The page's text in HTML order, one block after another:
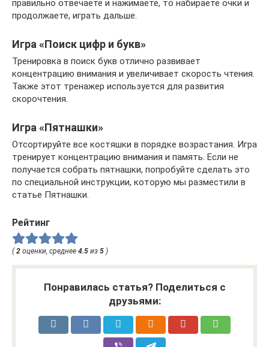
правильно отвечаете и нажимаете, то набираете очки и
продолжаете, играть дальше.
Игра «Поиск цифр и букв»
Тренировка в поиск букв отлично развивает
концентрацию внимания и увеличивает скорость чтения.
Также этот тренажер используется для развития
скорочтения.
Игра «Пятнашки»
Отсортируйте все костяшки в порядке возрастания. Игра
тренирует концентрацию внимания и память. Если не
получается собрать пятнашки, попробуйте сделать это
по специальной инструкции, которую мы разместили в
статье Пятнашки.
Рейтинг
(2 оценки, среднее 4.5 из 5 )
Понравилась статья? Поделиться с
друзьями: